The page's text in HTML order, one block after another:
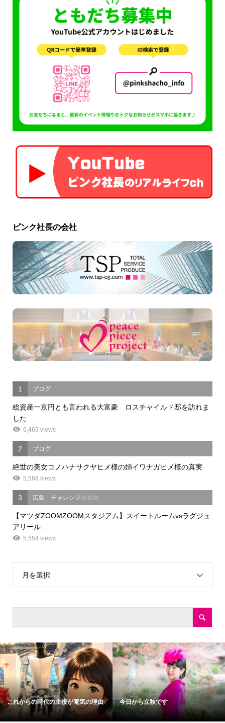
ピンク社長の会社
1 ブログ
総資産一京円とも言われる大富豪 ロスチャイルド邸を訪れま
した
6,469 views
2 ブログ
絶世の美女コノハナサクヤヒメ様の姉イワナガヒメ様の真実
5,568 views
3 広島 チャレンジ☆☆☆
【マツダZOOMZOOMスタジアム】スイートルームvsラグジュ
アリール...
5,554 views
月を選択
これからの時代の主役が電気の理由 今日から立秋です